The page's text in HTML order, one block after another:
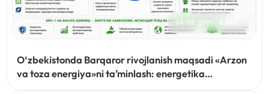
04-08-2026 4,465
Oʻzbekistonda Barqaror rivojlanish maqsadi «Arzon
va toza energiya»ni taʼminlash: energetika